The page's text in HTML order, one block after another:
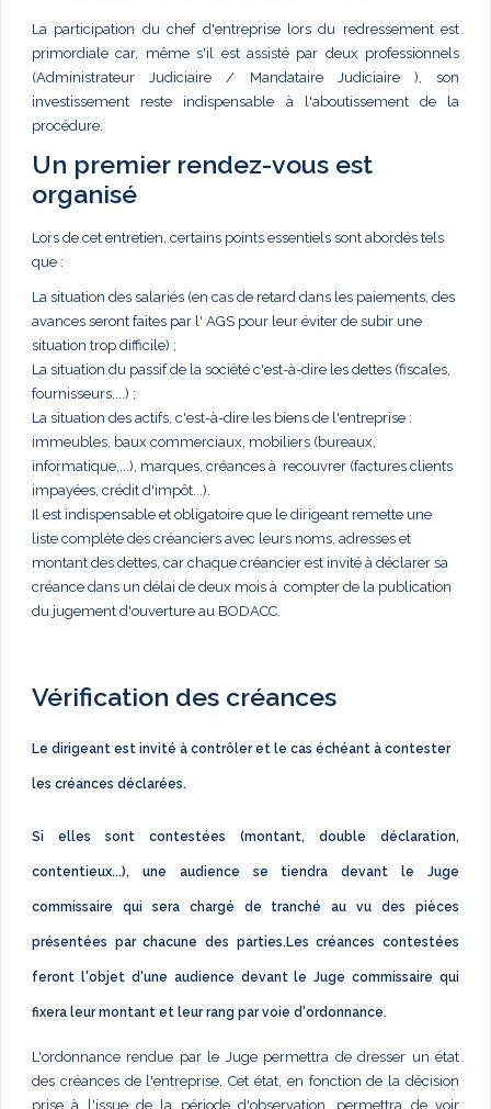
La participation du chef d'entreprise lors du redressement est
primordiale car, même s'il est assisté par deux professionnels
(Administrateur Judiciaire / Mandataire Judiciaire ), son
investissement reste indispensable à l'aboutissement de la
procédure.
Un premier rendez-vous est
organisé
Lors de cet entretien, certains points essentiels sont abordés tels
que :
La situation des salariés (en cas de retard dans les paiements, des
avances seront faites par l' AGS pour leur éviter de subir une
situation trop difficile) ;
La situation du passif de la société c'est-à-dire les dettes (fiscales,
fournisseurs,...) ;
La situation des actifs, c'est-à-dire les biens de l'entreprise :
immeubles, baux commerciaux, mobiliers (bureaux,
informatique,...), marques, créances à recouvrer (factures clients
impayées, crédit d'impôt...).
Il est indispensable et obligatoire que le dirigeant remette une
liste complète des créanciers avec leurs noms, adresses et
montant des dettes, car chaque créancier est invité à déclarer sa
créance dans un délai de deux mois à compter de la publication
du jugement d'ouverture au BODACC.
Vérification des créances
Le dirigeant est invité à contrôler et le cas échéant à contester
les créances déclarées.
Si elles sont contestées (montant, double déclaration,
contentieux...), une audience se tiendra devant le Juge
commissaire qui sera chargé de tranché au vu des pièces
présentées par chacune des parties.Les créances contestées
feront l'objet d'une audience devant le Juge commissaire qui
fixera leur montant et leur rang par voie d'ordonnance.
L'ordonnance rendue par le Juge permettra de dresser un état
des créances de l'entreprise. Cet état, en fonction de la décision
prise à l'issue de la période d'observation, permettra de voir